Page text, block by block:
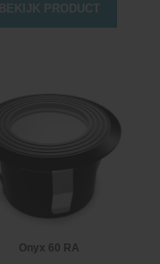
BEKIJK PRODUCT
Onyx 60 RA